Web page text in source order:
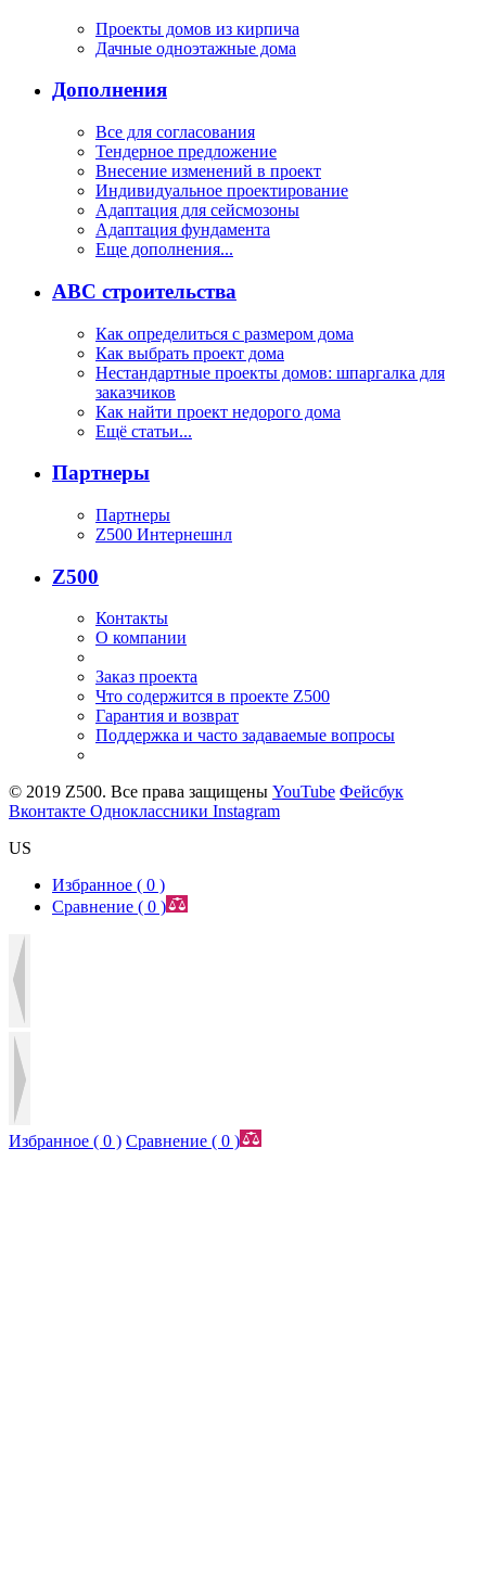
Проекты домов из кирпича
Дачные одноэтажные дома
Дополнения
Все для согласования
Тендерное предложение
Внесение изменений в проект
Индивидуальное проектирование
Адаптация для сейсмозоны
Адаптация фундамента
Еще дополнения...
ABC строительства
Как определиться с размером дома
Как выбрать проект дома
Нестандартные проекты домов: шпаргалка для
заказчиков
Как найти проект недорого дома
Ещё статьи...
Партнеры
Партнеры
Z500 Интернешнл
Z500
Контакты
О компании
Заказ проекта
Что содержится в проекте Z500
Гарантия и возврат
Поддержка и часто задаваемые вопросы
© 2019 Z500. Все права защищены YouTube Фейсбук
Вконтакте Одноклассники Instagram
US
Избранное ( 0 )
Сравнение ( 0 )
Избранное ( 0 ) Сравнение ( 0 )